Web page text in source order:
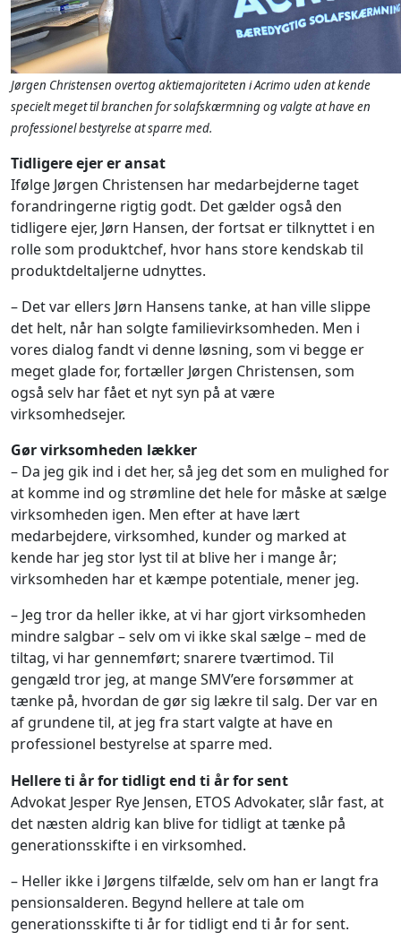
Jørgen Christensen overtog aktiemajoriteten i Acrimo uden at kende
specielt meget til branchen for solafskærmning og valgte at have en
professionel bestyrelse at sparre med.
Tidligere ejer er ansat
Ifølge Jørgen Christensen har medarbejderne taget
forandringerne rigtig godt. Det gælder også den
tidligere ejer, Jørn Hansen, der fortsat er tilknyttet i en
rolle som produktchef, hvor hans store kendskab til
produktdeltaljerne udnyttes.
– Det var ellers Jørn Hansens tanke, at han ville slippe
det helt, når han solgte familievirksomheden. Men i
vores dialog fandt vi denne løsning, som vi begge er
meget glade for, fortæller Jørgen Christensen, som
også selv har fået et nyt syn på at være
virksomhedsejer.
Gør virksomheden lækker
– Da jeg gik ind i det her, så jeg det som en mulighed for
at komme ind og strømline det hele for måske at sælge
virksomheden igen. Men efter at have lært
medarbejdere, virksomhed, kunder og marked at
kende har jeg stor lyst til at blive her i mange år;
virksomheden har et kæmpe potentiale, mener jeg.
– Jeg tror da heller ikke, at vi har gjort virksomheden
mindre salgbar – selv om vi ikke skal sælge – med de
tiltag, vi har gennemført; snarere tværtimod. Til
gengæld tror jeg, at mange SMV’ere forsømmer at
tænke på, hvordan de gør sig lækre til salg. Der var en
af grundene til, at jeg fra start valgte at have en
professionel bestyrelse at sparre med.
Hellere ti år for tidligt end ti år for sent
Advokat Jesper Rye Jensen, ETOS Advokater, slår fast, at
det næsten aldrig kan blive for tidligt at tænke på
generationsskifte i en virksomhed.
– Heller ikke i Jørgens tilfælde, selv om han er langt fra
pensionsalderen. Begynd hellere at tale om
generationsskifte ti år for tidligt end ti år for sent.